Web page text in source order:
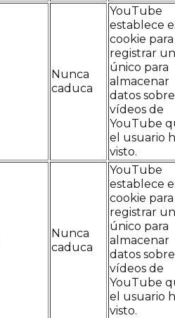
Nunca
caduca
YouTube
establece
cookie para
registrar
único para
almacenar
datos
vídeos de
YouTube
el usuario
visto.
Nunca
caduca
YouTube
establece
cookie para
registrar
único para
almacenar
datos
vídeos de
YouTube
el usuario
visto.